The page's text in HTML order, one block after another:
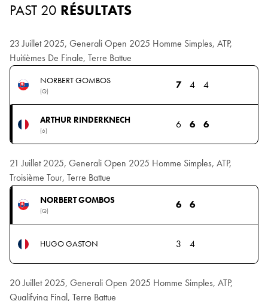
PAST 20 RÉSULTATS
23 Juillet 2025, Generali Open 2025 Homme Simples, ATP,
Huitièmes De Finale, Terre Battue
NORBERT GOMBOS
(Q)
7 4 4
ARTHUR RINDERKNECH
(6)
6 6 6
21 Juillet 2025, Generali Open 2025 Homme Simples, ATP,
Troisième Tour, Terre Battue
NORBERT GOMBOS
(Q)
6 6
HUGO GASTON 3 4
20 Juillet 2025, Generali Open 2025 Homme Simples, ATP,
Qualifying Final, Terre Battue